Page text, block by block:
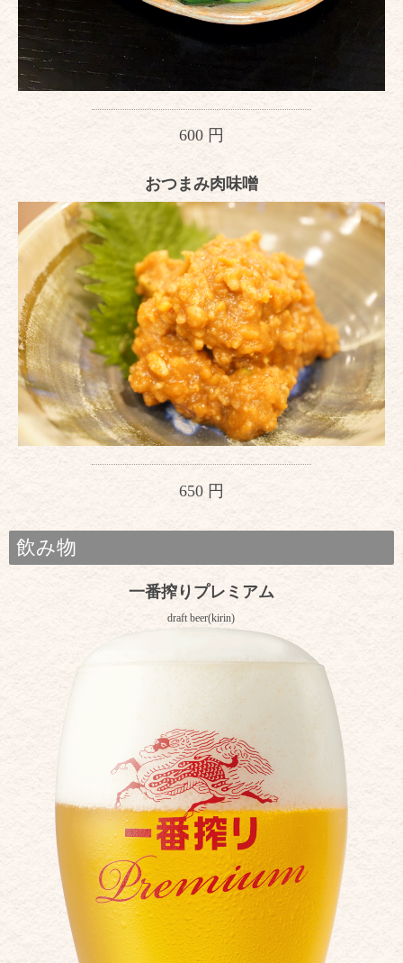
600 円
おつまみ肉味噌
650 円
飲み物
一番搾りプレミアム
draft beer(kirin)